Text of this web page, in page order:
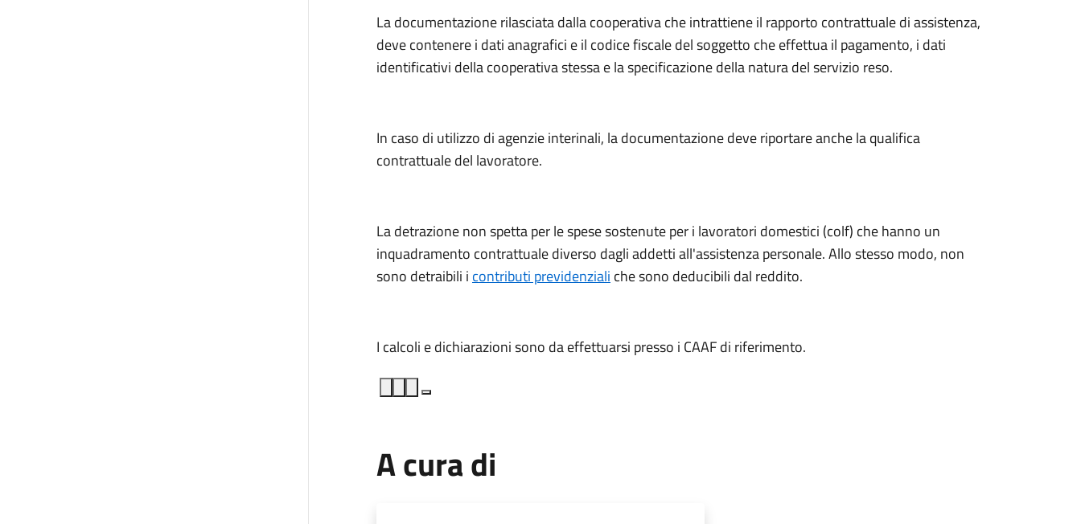
La documentazione rilasciata dalla cooperativa che intrattiene il rapporto contrattuale di assistenza,
deve contenere i dati anagrafici e il codice fiscale del soggetto che effettua il pagamento, i dati
identificativi della cooperativa stessa e la specificazione della natura del servizio reso.
In caso di utilizzo di agenzie interinali, la documentazione deve riportare anche la qualifica
contrattuale del lavoratore.
La detrazione non spetta per le spese sostenute per i lavoratori domestici (colf) che hanno un
inquadramento contrattuale diverso dagli addetti all'assistenza personale. Allo stesso modo, non
sono detraibili i contributi previdenziali che sono deducibili dal reddito.
I calcoli e dichiarazioni sono da effettuarsi presso i CAAF di riferimento.
A cura di